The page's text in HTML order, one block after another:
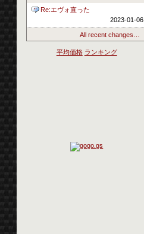
Re:エヴォ直った
2023-01-06
All recent changes…
平均価格 ランキング